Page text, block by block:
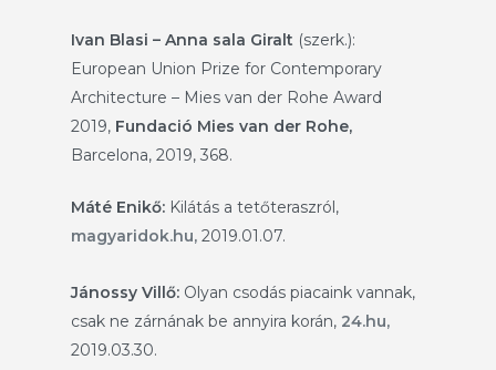
Ivan Blasi – Anna sala Giralt (szerk.):
European Union Prize for Contemporary
Architecture – Mies van der Rohe Award
2019, Fundació Mies van der Rohe,
Barcelona, 2019, 368.
Máté Enikő: Kilátás a tetőteraszról,
magyaridok.hu, 2019.01.07.
Jánossy Villő: Olyan csodás piacaink vannak,
csak ne zárnának be annyira korán, 24.hu,
2019.03.30.